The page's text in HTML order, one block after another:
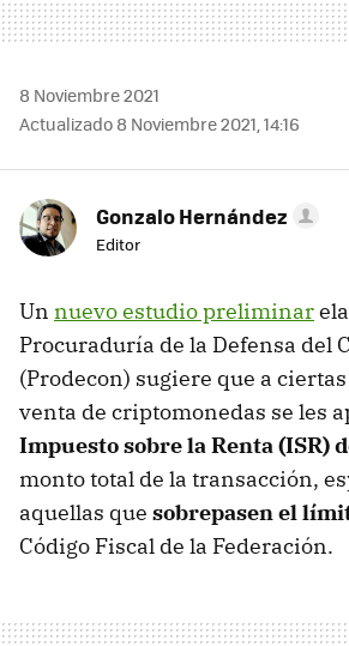
8 Noviembre 2021
Actualizado 8 Noviembre 2021, 14:16
Gonzalo Hernández
Editor
Un nuevo estudio preliminar
Procuraduría de la Defensa del
(Prodecon) sugiere que a
venta de criptomonedas se les
Impuesto sobre la Renta (ISR)
monto total de la transacción,
aquellas que sobrepasen el
Código Fiscal de la Federación.